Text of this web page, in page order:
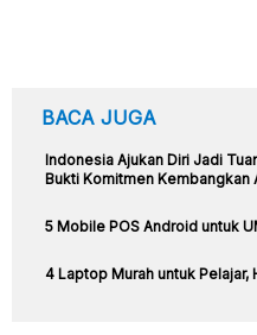
BACA JUGA
Indonesia Ajukan Diri Jadi
Bukti Komitmen Kembangkan
5 Mobile POS Android untuk
4 Laptop Murah untuk Pelajar,